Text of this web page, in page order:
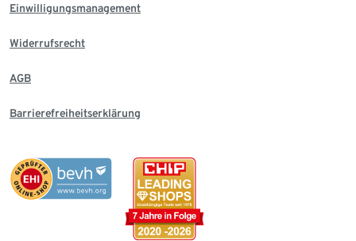
Einwilligungsmanagement
Widerrufsrecht
AGB
Barrierefreiheitserklärung